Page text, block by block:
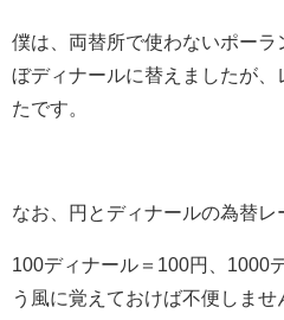
僕は、両替所で使わないポーラ
ぼディナールに替えましたが、
たです。
なお、円とディナールの為替レ
100ディナール＝100円、1000
う風に覚えておけば不便しませ